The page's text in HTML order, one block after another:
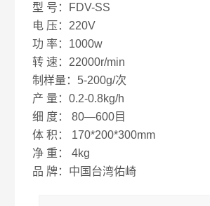
型 号：FDV-SS
电 压：220V
功 率：1000w
转 速：22000r/min
制样量：5-200g/次
产 量：0.2-0.8kg/h
细 度： 80—600目
体 积： 170*200*300mm
净 重： 4kg
品 牌：中国台湾佑崎